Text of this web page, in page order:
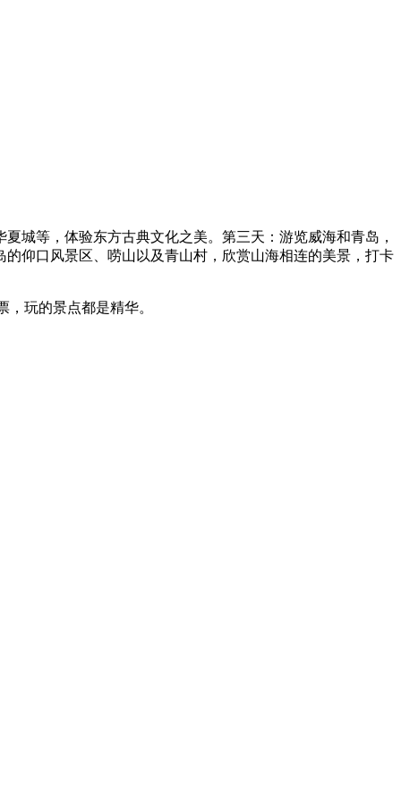
城等，体验东方古典文化之美。第三天：游览威海和青岛，
仰口风景区、唠山以及青山村，欣赏山海相连的美景，打卡
玩的景点都是精华。